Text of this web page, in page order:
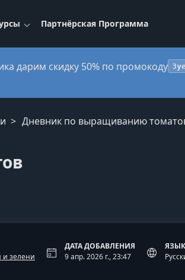
Партнёрская Программа
дарим скидку 50% по промокоду
Дневник по выращиванию
зелени
ДАТА ДОБАВЛЕНИЯ
9 апр. 2026 г., 23:47
ЯЗЫК